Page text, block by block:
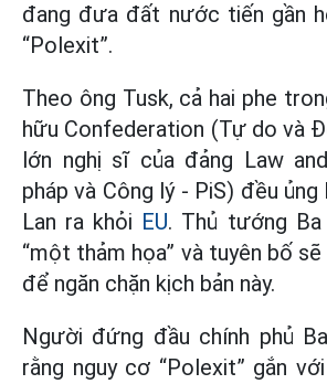
đang đưa đất nước tiến gần
“Polexit”.
Theo ông Tusk, cả hai phe
hữu Confederation (Tự do và
lớn nghị sĩ của đảng Law
pháp và Công lý - PiS) đều
Lan ra khỏi EU. Thủ tướng
“một thảm họa” và tuyên bố sẽ
để ngăn chặn kịch bản này.
Người đứng đầu chính phủ
rằng nguy cơ “Polexit” gắn